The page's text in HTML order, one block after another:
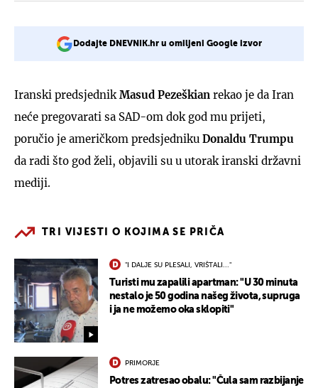
Dodajte DNEVNIK.hr u omiljeni Google izvor
Iranski predsjednik Masud Pezeškian rekao je da Iran
neće pregovarati sa SAD-om dok god mu prijeti,
poručio je američkom predsjedniku Donaldu Trumpu
da radi što god želi, objavili su u utorak iranski državni
mediji.
TRI VIJESTI O KOJIMA SE PRIČA
"I DALJE SU PLESALI, VRIŠTALI..."
Turisti mu zapalili apartman: "U 30 minuta
nestalo je 50 godina našeg života, supruga
i ja ne možemo oka sklopiti"
PRIMORJE
Potres zatresao obalu: "Čula sam razbijanje